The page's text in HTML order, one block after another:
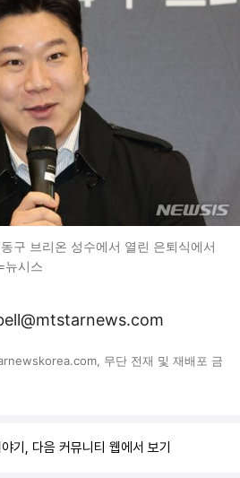
구 브리온 성수에서 열린 은퇴식에서
뉴시스
무단 전재 및 재배포 금
기, 다음 커뮤니티 웹에서 보기